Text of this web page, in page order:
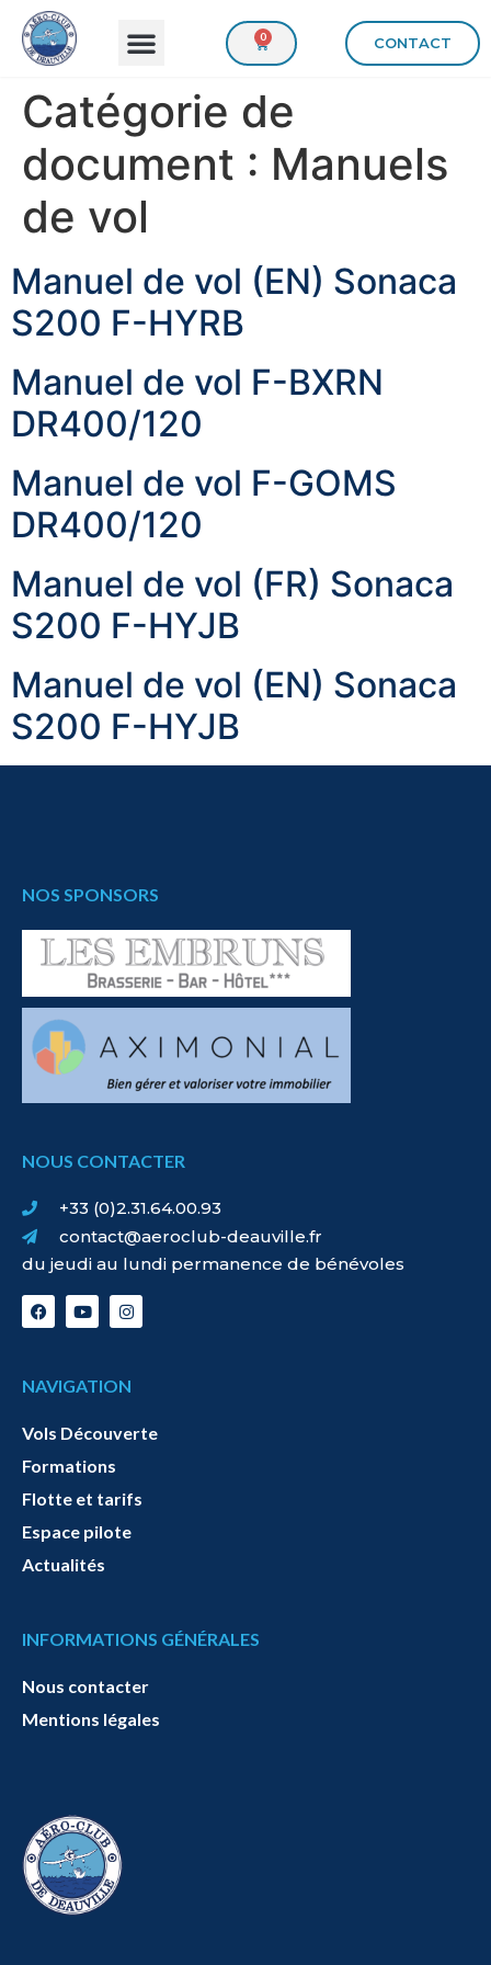
0 CONTACT
Catégorie de
document : Manuels
de vol
Manuel de vol (EN) Sonaca
S200 F-HYRB
Manuel de vol F-BXRN
DR400/120
Manuel de vol F-GOMS
DR400/120
Manuel de vol (FR) Sonaca
S200 F-HYJB
Manuel de vol (EN) Sonaca
S200 F-HYJB
NOS SPONSORS
NOUS CONTACTER
+33 (0)2.31.64.00.93
contact@aeroclub-deauville.fr
du jeudi au lundi permanence de bénévoles
NAVIGATION
Vols Découverte
Formations
Flotte et tarifs
Espace pilote
Actualités
INFORMATIONS GÉNÉRALES
Nous contacter
Mentions légales